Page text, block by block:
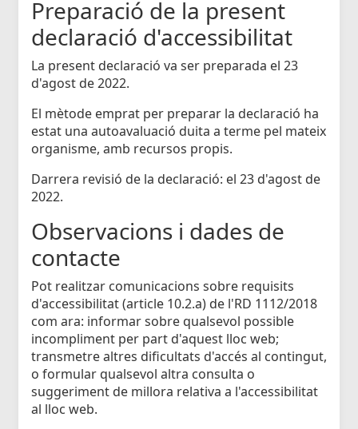
Preparació de la present
declaració d'accessibilitat
La present declaració va ser preparada el 23
d'agost de 2022.
El mètode emprat per preparar la declaració ha
estat una autoavaluació duita a terme pel mateix
organisme, amb recursos propis.
Darrera revisió de la declaració: el 23 d'agost de
2022.
Observacions i dades de
contacte
Pot realitzar comunicacions sobre requisits
d'accessibilitat (article 10.2.a) de l'RD 1112/2018
com ara: informar sobre qualsevol possible
incompliment per part d'aquest lloc web;
transmetre altres dificultats d'accés al contingut,
o formular qualsevol altra consulta o
suggeriment de millora relativa a l'accessibilitat
al lloc web.